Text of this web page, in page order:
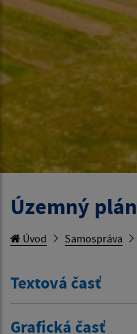
Územný plán
Úvod Samospráva
Textová časť
Grafická časť